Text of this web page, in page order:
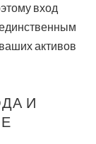
вход
активов
И